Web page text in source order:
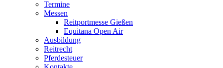
Termine
Messen
Reitportmesse Gießen
Equitana Open Air
Ausbildung
Reitrecht
Pferdesteuer